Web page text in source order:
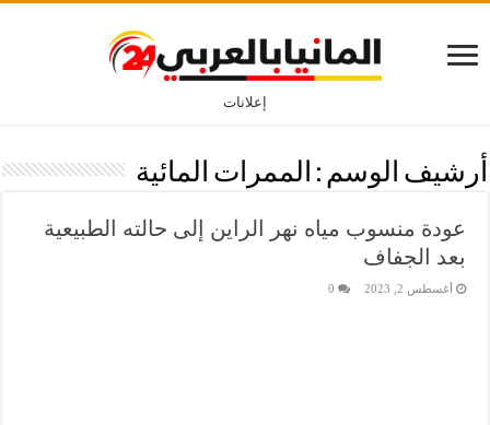
إعلانات
أرشيف الوسم : الممرات المائية
عودة منسوب مياه نهر الراين إلى حالته الطبيعية
بعد الجفاف
أغسطس 2, 2023 0